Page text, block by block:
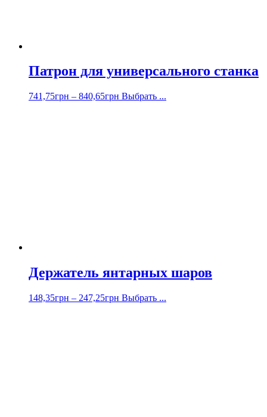
Патрон для универсального станка
741,75грн – 840,65грн Выбрать ...
Держатель янтарных шаров
148,35грн – 247,25грн Выбрать ...